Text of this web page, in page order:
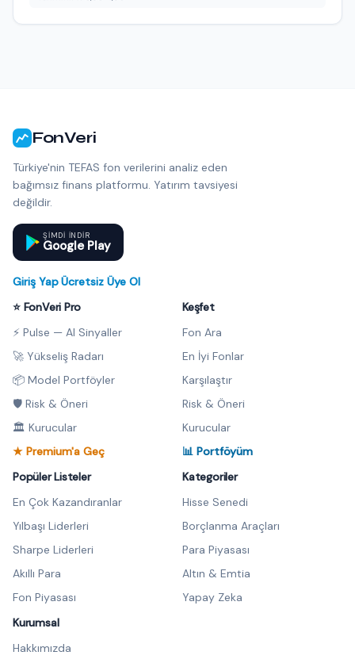
FonVeri
Türkiye'nin TEFAS fon verilerini analiz eden
bağımsız finans platformu. Yatırım tavsiyesi
değildir.
ŞIMDI INDIR
Google Play
Giriş Yap·Ücretsiz Üye Ol
⭐ FonVeri Pro
⚡ Pulse — AI Sinyaller
🚀 Yükseliş Radarı
📦 Model Portföyler
🛡️ Risk & Öneri
🏛️ Kurucular
★ Premium'a Geç
Keşfet
Fon Ara
En İyi Fonlar
Karşılaştır
Risk & Öneri
Kurucular
📊 Portföyüm
Popüler Listeler
En Çok Kazandıranlar
Yılbaşı Liderleri
Sharpe Liderleri
Akıllı Para
Fon Piyasası
Kategoriler
Hisse Senedi
Borçlanma Araçları
Para Piyasası
Altın & Emtia
Yapay Zeka
Kurumsal
Hakkımızda